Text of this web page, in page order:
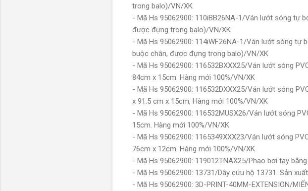
trong balo)/VN/XK
- Mã Hs 95062900: 110iBB26NA-1/Ván lướt sóng tự
được đựng trong balo)/VN/XK
- Mã Hs 95062900: 114iWF26NA-1/Ván lướt sóng tự
buộc chân, được đựng trong balo)/VN/XK
- Mã Hs 95062900: 116532BXXX25/Ván lướt sóng
84cm x 15cm. Hàng mới 100%/VN/XK
- Mã Hs 95062900: 116532DXXX25/Ván lướt sóng
x 91.5 cm x 15cm, Hàng mới 100%/VN/XK
- Mã Hs 95062900: 116532MUSX26/Ván lướt sóng
15cm. Hàng mới 100%/VN/XK
- Mã Hs 95062900: 1165349XXX23/Ván lướt sóng
76cm x 12cm. Hàng mới 100%/VN/XK
- Mã Hs 95062900: 119012TNAX25/Phao bơi tay
- Mã Hs 95062900: 13731/Dây cứu hộ 13731. Sản
- Mã Hs 95062900: 3D-PRINT-40MM-EXTENSION/